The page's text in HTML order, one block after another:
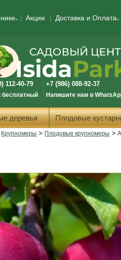
Акции Доставка и Оплата
112-40-79
бесплатный
+7 (986) 088-92-37
Напишите нам в
деревья Плодовые
Крупномеры > Плодовые крупномеры >